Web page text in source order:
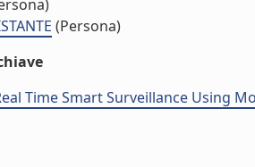
(Persona)
Time Smart Surveillance Using